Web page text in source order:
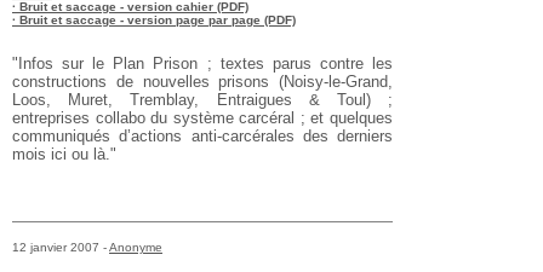
· Bruit et saccage - version cahier (PDF)
· Bruit et saccage - version page par page (PDF)
"Infos sur le Plan Prison ; textes parus contre les
constructions de nouvelles prisons (Noisy-le-Grand,
Loos, Muret, Tremblay, Entraigues & Toul) ;
entreprises collabo du système carcéral ; et quelques
communiqués d’actions anti-carcérales des derniers
mois ici ou là."
12 janvier 2007 -Anonyme